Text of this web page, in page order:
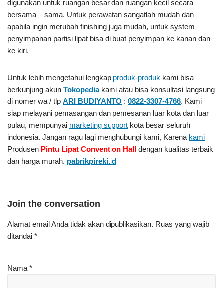
digunakan untuk ruangan besar dan ruangan kecil secara
bersama – sama. Untuk perawatan sangatlah mudah dan
apabila ingin merubah finishing juga mudah, untuk system
penyimpanan partisi lipat bisa di buat penyimpan ke kanan dan
ke kiri.
Untuk lebih mengetahui lengkap produk-produk kami bisa
berkunjung akun Tokopediakami atau bisa konsultasi langsung
di nomer wa / tlp ARI BUDIYANTO : 0822-3307-4766. Kami
siap melayani pemasangan dan pemesanan luar kota dan luar
pulau, mempunyai marketing support kota besar seluruh
indonesia. Jangan ragu lagi menghubungi kami, Karena kami
Produsen Pintu Lipat Convention Hall dengan kualitas terbaik
dan harga murah. pabrikpireki.id
Join the conversation
Alamat email Anda tidak akan dipublikasikan. Ruas yang wajib
ditandai *
Nama *